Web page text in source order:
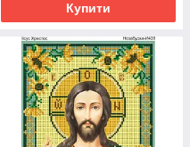
Купити